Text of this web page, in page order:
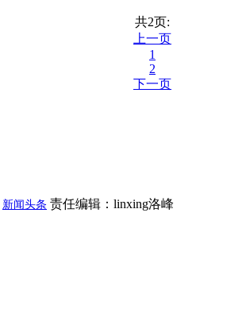
共2页:
上一页
1
2
下一页
新闻头条 责任编辑：linxing洛峰